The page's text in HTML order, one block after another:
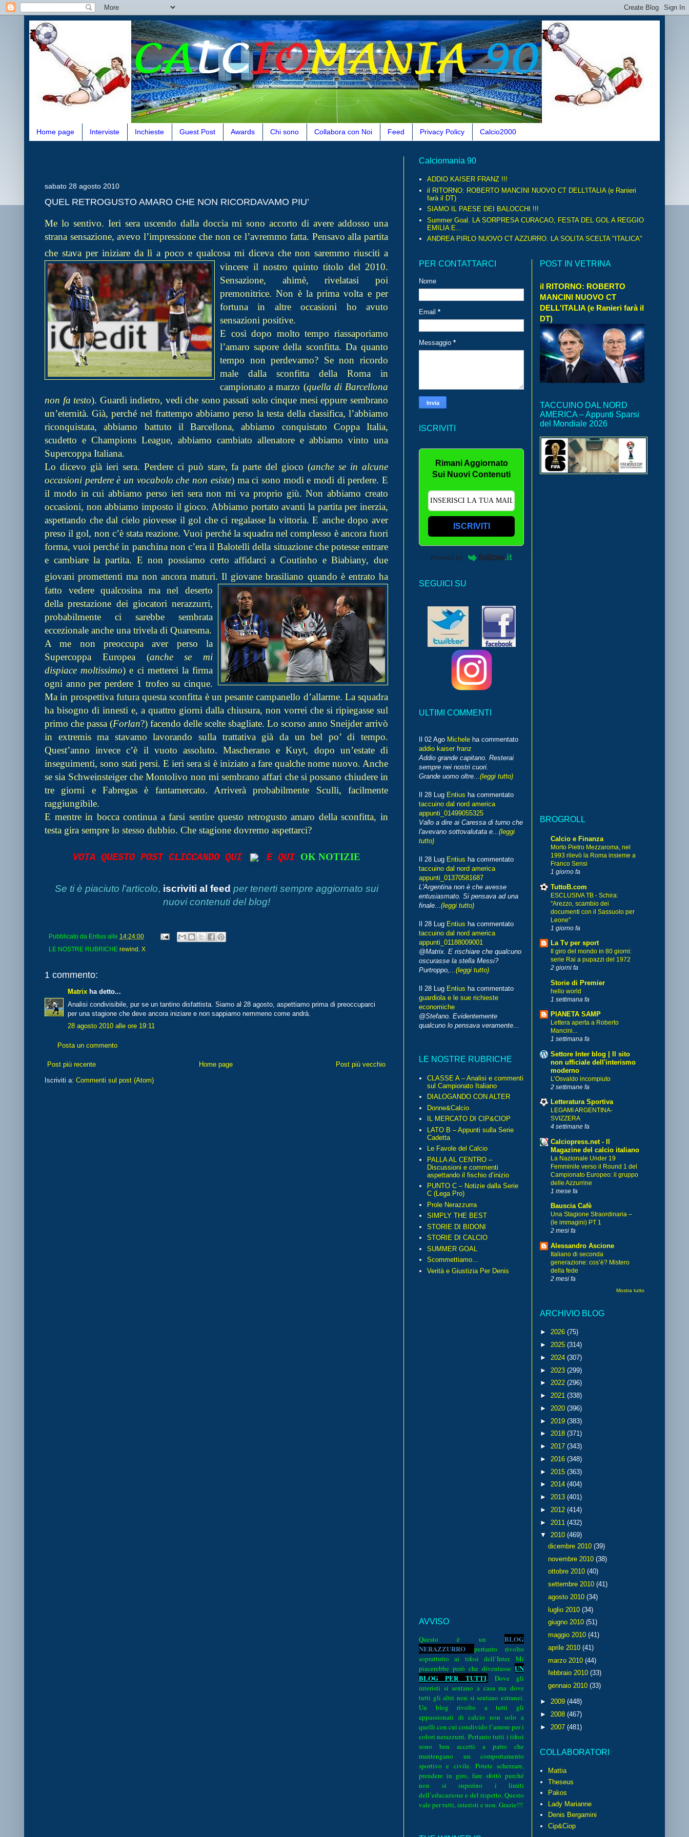
Home page Interviste Inchieste Guest Post Awards Chi sono Collabora con Noi Feed Privacy Policy Calcio2000
sabato 28 agosto 2010
QUEL RETROGUSTO AMARO CHE NON RICORDAVAMO PIU’
Me lo sentivo. Ieri sera uscendo dalla doccia mi sono accorto di avere addosso una
strana sensazione, avevo l’impressione che non ce l’avremmo fatta. Pensavo alla partita
che stava per iniziare da lì a poco e qualcosa mi diceva che non saremmo riusciti a
vincere il nostro quinto titolo del 2010.
Sensazione, ahimè, rivelatasi poi
premonitrice. Non è la prima volta e per
fortuna in altre occasioni ho avuto
sensazioni positive.
E così dopo molto tempo riassaporiamo
l’amaro sapore della sconfitta. Da quanto
tempo non perdevamo? Se non ricordo
male dalla sconfitta della Roma in
campionato a marzo (quella di Barcellona
non fa testo). Guardi indietro, vedi che sono passati solo cinque mesi eppure sembrano
un’eternità. Già, perché nel frattempo abbiamo perso la testa della classifica, l’abbiamo
riconquistata, abbiamo battuto il Barcellona, abbiamo conquistato Coppa Italia,
scudetto e Champions League, abbiamo cambiato allenatore e abbiamo vinto una
Supercoppa Italiana.
Lo dicevo già ieri sera. Perdere ci può stare, fa parte del gioco (anche se in alcune
occasioni perdere è un vocabolo che non esiste) ma ci sono modi e modi di perdere. E
il modo in cui abbiamo perso ieri sera non mi va proprio giù. Non abbiamo creato
occasioni, non abbiamo imposto il gioco. Abbiamo portato avanti la partita per inerzia,
aspettando che dal cielo piovesse il gol che ci regalasse la vittoria. E anche dopo aver
preso il gol, non c’è stata reazione. Vuoi perché la squadra nel complesso è ancora fuori
forma, vuoi perché in panchina non c’era il Balotelli della situazione che potesse entrare
e cambiare la partita. E non possiamo certo affidarci a Coutinho e Biabiany, due
giovani promettenti ma non ancora maturi. Il giovane brasiliano quando è entrato ha
fatto vedere qualcosina ma nel deserto
della prestazione dei giocatori nerazzurri,
probabilmente ci sarebbe sembrata
eccezionale anche una trivela di Quaresma.
A me non preoccupa aver perso la
Supercoppa Europea (anche se mi
dispiace moltissimo) e ci metterei la firma
ogni anno per perdere 1 trofeo su cinque.
Ma in prospettiva futura questa sconfitta è un pesante campanello d’allarme. La squadra
ha bisogno di innesti e, a quattro giorni dalla chiusura, non vorrei che si ripiegasse sul
primo che passa (Forlan?) facendo delle scelte sbagliate. Lo scorso anno Sneijder arrivò
in extremis ma stavamo lavorando sulla trattativa già da un bel po’ di tempo.
Quest’anno invece c’è il vuoto assoluto. Mascherano e Kuyt, dopo un’estate di
inseguimenti, sono stati persi. E ieri sera si è iniziato a fare qualche nome nuovo. Anche
se sia Schweinsteiger che Montolivo non mi sembrano affari che si possano chiudere in
tre giorni e Fabregas è fantamercato. Arriverà probabilmente Sculli, facilmente
raggiungibile.
E mentre in bocca continua a farsi sentire questo retrogusto amaro della sconfitta, in
testa gira sempre lo stesso dubbio. Che stagione dovremo aspettarci?
VOTA QUESTO POST CLICCANDO QUI E QUI OK NOTIZIE
Se ti è piaciuto l'articolo, iscriviti al feed per tenerti sempre aggiornato sui
nuovi contenuti del blog!
Pubblicato da Entius alle 14:24:00
LE NOSTRE RUBRICHE rewind X
1 commento:
Matrix ha detto...
Analisi condivisibile, pur se un tantino disfattista. Siamo al 28 agosto, aspettiamo prima di preoccuparci
per una stagione che deve ancora iniziare e non sappiamo nemmeno come andrà.
28 agosto 2010 alle ore 19:11
Posta un commento
Post più recente Post più vecchio
Home page
Iscriviti a: Commenti sul post (Atom)
Calciomania 90
ADDIO KAISER FRANZ !!!
il RITORNO: ROBERTO MANCINI NUOVO CT DELL'ITALIA (e Ranieri
farà il DT)
SIAMO IL PAESE DEI BALOCCHI !!!
Summer Goal. LA SORPRESA CURACAO, FESTA DEL GOL A REGGIO
EMILIA E...
ANDREA PIRLO NUOVO CT AZZURRO. LA SOLITA SCELTA "ITALICA"
PER CONTATTARCI
Nome
Email *
Messaggio *
ISCRIVITI
Rimani Aggiornato
Sui Nuovi Contenuti
ISCRIVITI
Powered by
SEGUICI SU
ULTIMI COMMENTI
Il 02 Ago Michele ha commentato
addio kaiser franz
Addio grande capitano. Resterai
sempre nei nostri cuori.
Grande uomo oltre...(leggi tutto)
Il 28 Lug Entius ha commentato
taccuino dal nord america
appunti_01499055325
Vallo a dire ai Caressa di turno che
l'avevano sottovalutata e...(leggi
tutto)
Il 28 Lug Entius ha commentato
taccuino dal nord america
appunti_01370581687
L'Argentina non è che avesse
entusiasmato. Si pensava ad una
finale...(leggi tutto)
Il 28 Lug Entius ha commentato
taccuino dal nord america
appunti_01188009001
@Matrix. E rischiare che qualcuno
oscurasse la stella Messi?
Purtroppo,...(leggi tutto)
Il 28 Lug Entius ha commentato
guardiola e le sue richieste
economiche
@Stefano. Evidentemente
qualcuno lo pensava veramente...
LE NOSTRE RUBRICHE
CLASSE A – Analisi e commenti
sul Campionato Italiano
DIALOGANDO CON ALTER
Donne&Calcio
IL MERCATO DI CIP&CIOP
LATO B – Appunti sulla Serie
Cadetta
Le Favole del Calcio
PALLA AL CENTRO –
Discussioni e commenti
aspettando il fischio d’inizio
PUNTO C – Notizie dalla Serie
C (Lega Pro)
Prole Nerazzurra
SIMPLY THE BEST
STORIE DI BIDONI
STORIE DI CALCIO
SUMMER GOAL
Scommettiamo...
Verità e Giustizia Per Denis
AVVISO
Questo è un BLOG
NERAZZURRO pertanto rivolto
soprattutto ai tifosi dell’Inter. Mi
piacerebbe però che diventasse UN
BLOG PER TUTTI.
Dove gli
interisti si sentano a casa ma dove
tutti gli altri non si sentano estranei.
Un blog rivolto a tutti gli
appassionati di calcio non solo a
quelli con cui condivido l’amore per i
colori nerazzurri. Pertanto tutti i tifosi
sono ben accetti a patto che
mantengano un comportamento
sportivo e civile. Potete scherzare,
prendere in giro, fare sfottò purché
non si superino i limiti
dell’educazione e del rispetto. Questo
vale per tutti, interisti e non. Grazie!!!
POST IN VETRINA
il RITORNO: ROBERTO
MANCINI NUOVO CT
DELL'ITALIA (e Ranieri farà il
DT)
TACCUINO DAL NORD
AMERICA – Appunti Sparsi
del Mondiale 2026
BROGROLL
Calcio e Finanza
Morto Pietro Mezzaroma, nel
1993 rilevò la Roma insieme a
Franco Sensi
1 giorno fa
TuttoB.com
ESCLUSIVA TB - Schira:
"Arezzo, scambio dei
documenti con il Sassuolo per
Leone"
1 giorno fa
La Tv per sport
Il giro del mondo in 80 giorni:
serie Rai a pupazzi del 1972
2 giorni fa
Storie di Premier
hello world
1 settimana fa
PIANETA SAMP
Lettera aperta a Roberto
Mancini...
1 settimana fa
Settore Inter blog | Il sito
non ufficiale dell'interismo
moderno
L’Osvaldo incompiuto
2 settimane fa
Letteratura Sportiva
LEGAMI ARGENTINA-
SVIZZERA
4 settimane fa
Calciopress.net - Il
Magazine del calcio italiano
La Nazionale Under 19
Femminile verso il Round 1 del
Campionato Europeo: il gruppo
delle Azzurrine
1 mese fa
Bauscia Cafè
Una Stagione Straordinaria –
(le immagini) PT 1
2 mesi fa
Alessandro Ascione
Italiano di seconda
generazione: cos’è? Mistero
della fede
2 mesi fa
Mostra tutto
ARCHIVIO BLOG
► 2026 (75)
► 2025 (314)
► 2024 (307)
► 2023 (299)
► 2022 (296)
► 2021 (338)
► 2020 (396)
► 2019 (383)
► 2018 (371)
► 2017 (343)
► 2016 (348)
► 2015 (363)
► 2014 (404)
► 2013 (401)
► 2012 (414)
► 2011 (432)
▼ 2010 (469)
dicembre 2010 (39)
novembre 2010 (38)
ottobre 2010 (40)
settembre 2010 (41)
agosto 2010 (34)
luglio 2010 (34)
giugno 2010 (51)
maggio 2010 (41)
aprile 2010 (41)
marzo 2010 (44)
febbraio 2010 (33)
gennaio 2010 (33)
► 2009 (448)
► 2008 (467)
► 2007 (481)
COLLABORATORI
Mattia
Theseus
Pakos
Lady Marianne
Denis Bergamini
Cip&Ciop